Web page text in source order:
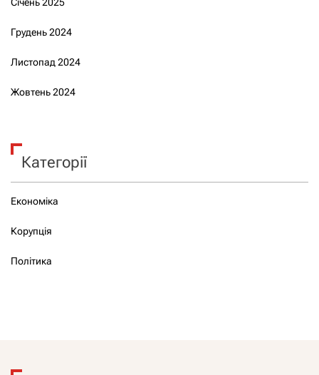
Січень 2025
Грудень 2024
Листопад 2024
Жовтень 2024
Категорії
Економіка
Корупція
Політика